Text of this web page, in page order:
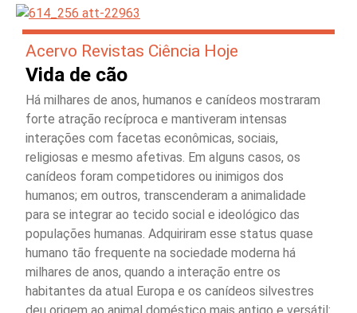
Acervo Revistas Ciência Hoje
Vida de cão
Há milhares de anos, humanos e canídeos mostraram
forte atração recíproca e mantiveram intensas
interações com facetas econômicas, sociais,
religiosas e mesmo afetivas. Em alguns casos, os
canídeos foram competidores ou inimigos dos
humanos; em outros, transcenderam a animalidade
para se integrar ao tecido social e ideológico das
populações humanas. Adquiriram esse status quase
humano tão frequente na sociedade moderna há
milhares de anos, quando a interação entre os
habitantes da atual Europa e os canídeos silvestres